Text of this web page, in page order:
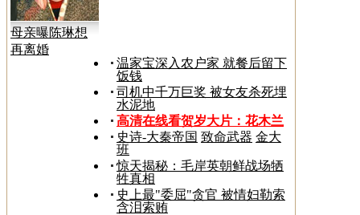
母亲曝陈琳想
再离婚
温家宝深入农户家 就餐后留下
饭钱
司机中千万巨奖 被女友杀死埋
水泥地
高清在线看贺岁大片： 花木兰
史诗-大秦帝国 致命武器 金大
班
惊天揭秘：毛岸英朝鲜战场牺
牲真相
史上最"委屈"贪官 被情妇勒索
含泪索贿